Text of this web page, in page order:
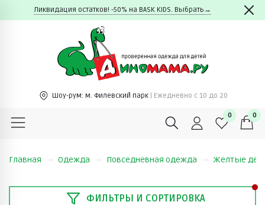
Ликвидация остатков! -50% на BASK KIDS. Выбрать→
Шоу-рум: м. Филевский парк | Ежедневно c 10 до 20
0 0
Главная Одежда Повседневная одежда Желтые
ФИЛЬТРЫ И СОРТИРОВКА